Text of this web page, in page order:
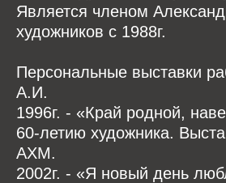
Является членом
художников с 1988г.
Персональные выставки
А.И.
1996г. - «Край родной,
60-летию художника.
АХМ.
2002г. - «Я новый день